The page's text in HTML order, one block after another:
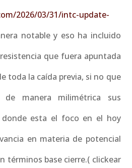
2026/03/31/intc-update-
notable y eso ha incluido
que fuera apuntada
toda la caída previa, si no que
de manera milimétrica sus
donde esta el foco en el hoy
en materia de potencial
términos base cierre.( clickear